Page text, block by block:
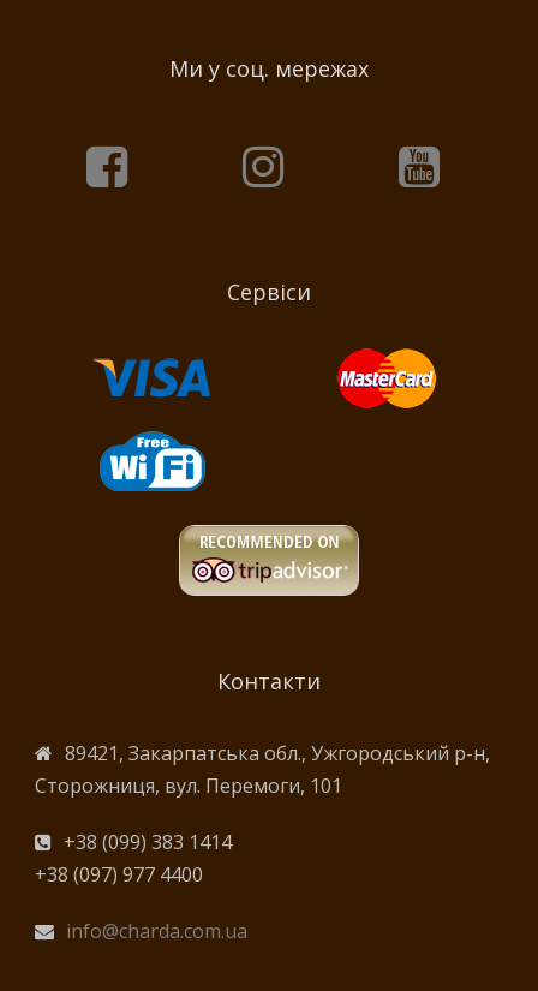
Ми у соц. мережах
Сервіси
Контакти
89421, Закарпатська обл., Ужгородський р-н,
Сторожниця, вул. Перемоги, 101
+38 (099) 383 1414
+38 (097) 977 4400
info@charda.com.ua